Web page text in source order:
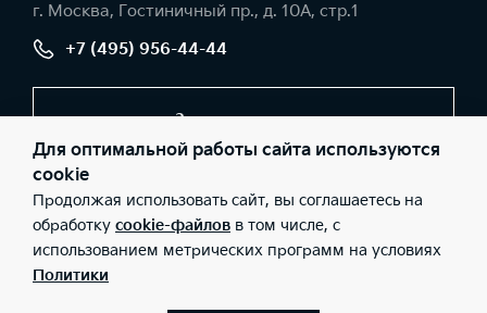
г. Москва, Гостиничный пр., д. 10А, стр.1
+7 (495) 956-44-44
Заказать звонок
© 2026 Юридические лица ООО «Интер Авто» (Фактический
адрес: г. Москва, Гостиничный пр., д. 10А, стр.1; Телефон: +7
(495) 956-44-44; ИНН: 9715442363; ОГРН: 1237700138060), ООО
«Киа Россия и СНГ» (Фактический адрес: г.Москва, Валовая 26;
Телефон: 8 800 301 08 80; ИНН: 7728674093; ОГРН:
5087746291760) ведут деятельность на территории РФ в
Для оптимальной работы сайта используются
cookie
Продолжая использовать сайт, вы соглашаетесь на
обработку cookie-файлов в том числе, с
использованием метрических программ на условиях
Политики